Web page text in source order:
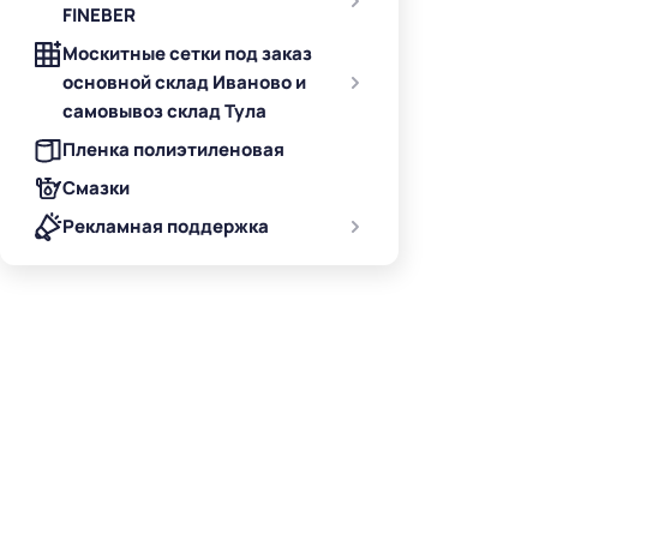
FINEBER
Москитные сетки под заказ
основной склад Иваново и
самовывоз склад Тула
Пленка полиэтиленовая
Смазки
Рекламная поддержка